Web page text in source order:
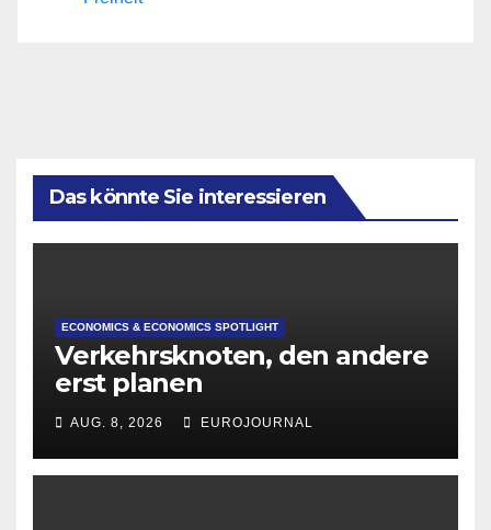
Das könnte Sie interessieren
ECONOMICS & ECONOMICS SPOTLIGHT
Verkehrsknoten, den andere
erst planen
AUG. 8, 2026 EUROJOURNAL